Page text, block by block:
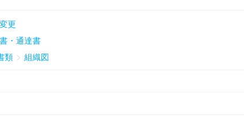
更
・通達書
類 > 組織図